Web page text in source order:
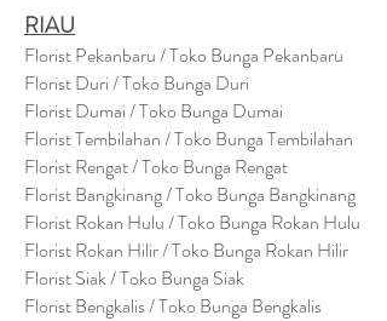
RIAU
Florist Pekanbaru / Toko Bunga Pekanbaru
Florist Duri / Toko Bunga Duri
Florist Dumai / Toko Bunga Dumai
Florist Tembilahan / Toko Bunga Tembilahan
Florist Rengat / Toko Bunga Rengat
Florist Bangkinang / Toko Bunga Bangkinang
Florist Rokan Hulu / Toko Bunga Rokan Hulu
Florist Rokan Hilir / Toko Bunga Rokan Hilir
Florist Siak / Toko Bunga Siak
Florist Bengkalis / Toko Bunga Bengkalis